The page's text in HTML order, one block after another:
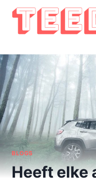
Doorgaan
naar
inhoud
BLOGS
Heeft elke